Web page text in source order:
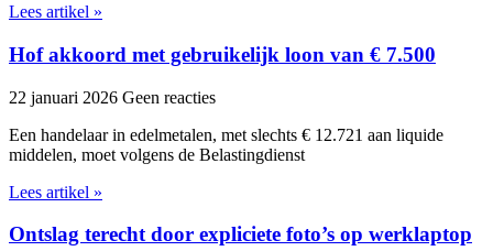
Lees artikel »
Hof akkoord met gebruikelijk loon van € 7.500
22 januari 2026 Geen reacties
Een handelaar in edelmetalen, met slechts € 12.721 aan liquide
middelen, moet volgens de Belastingdienst
Lees artikel »
Ontslag terecht door expliciete foto’s op werklaptop